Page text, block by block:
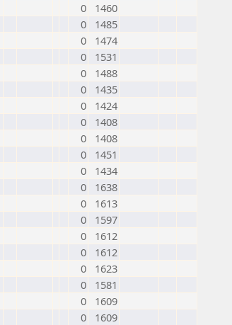
0
1460
0
1485
0
1474
0
1531
0
1488
0
1435
0
1424
0
1408
0
1408
0
1451
0
1434
0
1638
0
1613
0
1597
0
1612
0
1612
0
1623
0
1581
0
1609
0 1609